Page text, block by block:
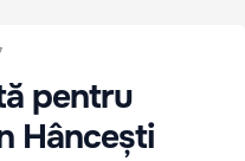
pentru
Hâncești